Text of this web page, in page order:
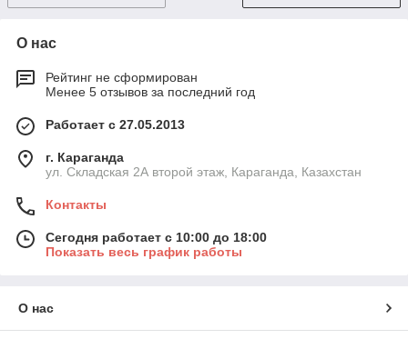
О нас
Рейтинг не сформирован
Менее 5 отзывов за последний год
Работает с 27.05.2013
г. Караганда
ул. Складская 2А второй этаж, Караганда, Казахстан
Контакты
Сегодня работает с 10:00 до 18:00
Показать весь график работы
О нас